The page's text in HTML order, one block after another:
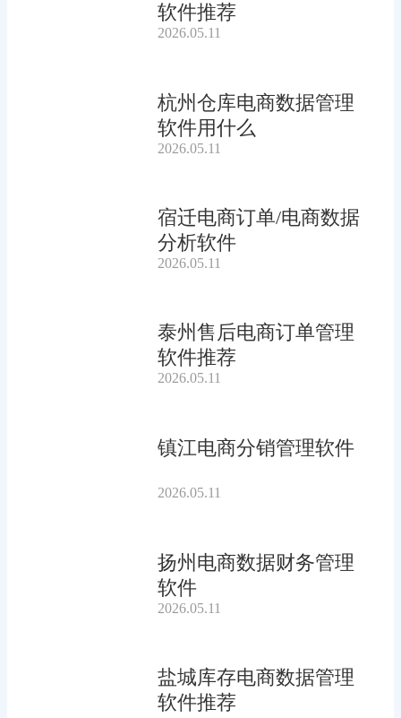
软件推荐
2026.05.11
杭州仓库电商数据管理
软件用什么
2026.05.11
宿迁电商订单/电商数据
分析软件
2026.05.11
泰州售后电商订单管理
软件推荐
2026.05.11
镇江电商分销管理软件
2026.05.11
扬州电商数据财务管理
软件
2026.05.11
盐城库存电商数据管理
软件推荐